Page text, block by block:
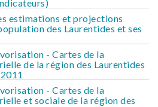
estimations et projections
des Laurentides et ses
- Cartes de la
de la région des Laurentides
- Cartes de la
et sociale de la région des